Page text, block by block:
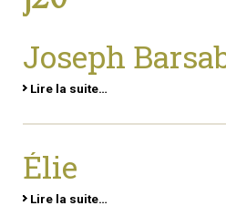
Joseph
Lire la suite…
Élie
Lire la suite…